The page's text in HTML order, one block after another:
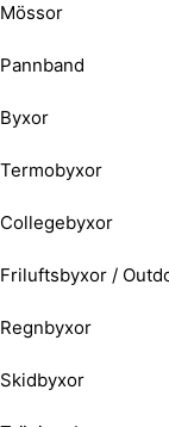
Mössor
Pannband
Byxor
Termobyxor
Collegebyxor
Friluftsbyxor /
Regnbyxor
Skidbyxor